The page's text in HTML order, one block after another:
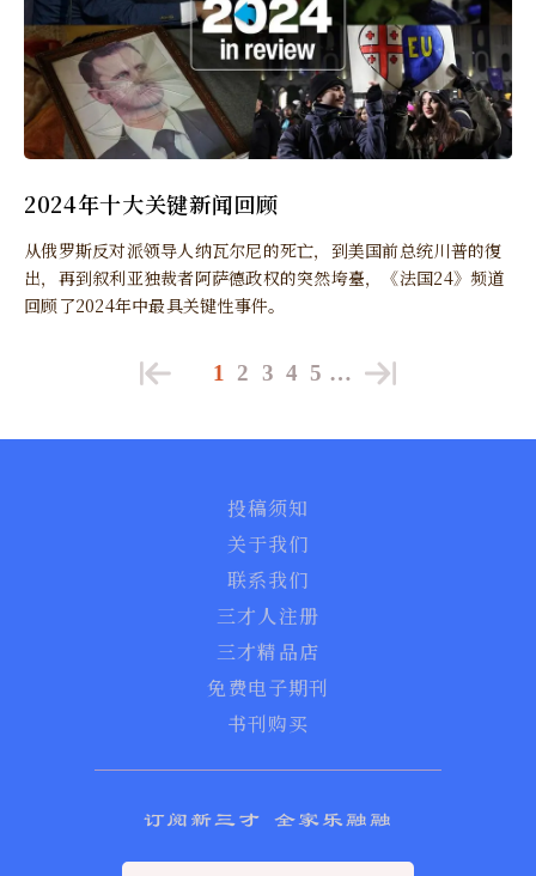
2024年十大关键新闻回顾
从俄罗斯反对派领导人纳瓦尔尼的死亡，到美国前总统川普的復
出，再到叙利亚独裁者阿萨德政权的突然垮臺，《法国24》频道
回顾了2024年中最具关键性事件。
1 2 3 4 5 …
投稿须知
关于我们
联系我们
三才人注册
三才精品店
免费电子期刊
书刊购买
订阅新三才 全家乐融融